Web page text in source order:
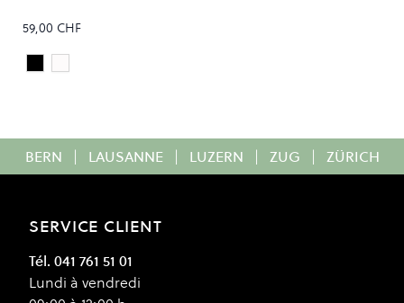
59,00 CHF
Colour
Black/Gold
White/Gold
BERN | LAUSANNE | LUZERN | ZUG | ZÜRICH
SERVICE CLIENT
Tél. 041 761 51 01
Lundi à vendredi